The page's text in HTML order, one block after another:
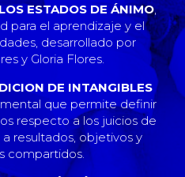
ESTADOS DE ÁNIMO,
para el aprendizaje y el
desarrollado por
y Gloria Flores.
DE INTANGIBLES
que permite definir
respecto a los juicios de
resultados, objetivos y
compartidos.